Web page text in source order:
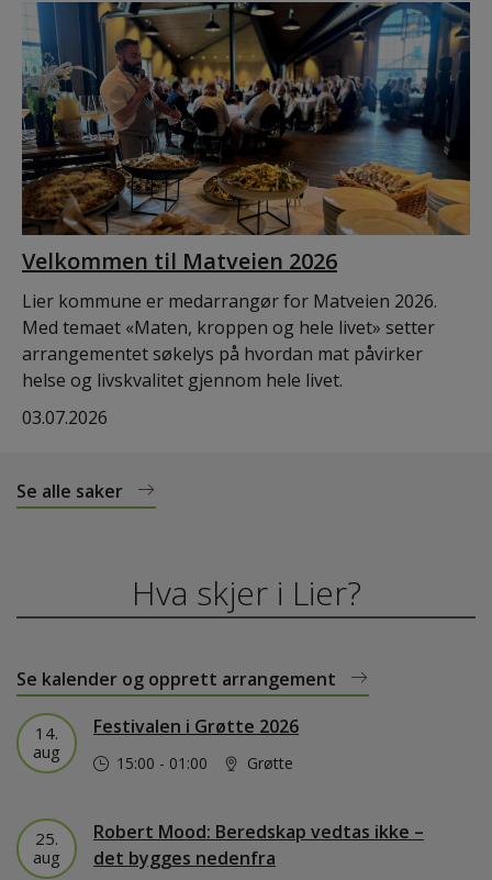
Velkommen til Matveien 2026
Lier kommune er medarrangør for Matveien 2026.
Med temaet «Maten, kroppen og hele livet» setter
arrangementet søkelys på hvordan mat påvirker
helse og livskvalitet gjennom hele livet.
03.07.2026
Se alle saker
Hva skjer i Lier?
Se kalender og opprett arrangement